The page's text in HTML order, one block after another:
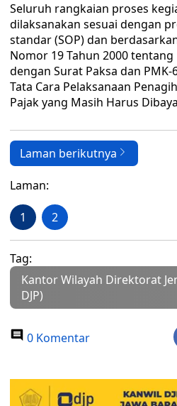
Seluruh rangkaian proses
dilaksanakan sesuai dengan
standar (SOP) dan
Nomor 19 Tahun 2000
dengan Surat Paksa dan
Tata Cara Pelaksanaan
Pajak yang Masih Harus
Laman berikutnya
Laman:
1 2
Tag:
Kantor Wilayah Direktorat
DJP)
0 Komentar